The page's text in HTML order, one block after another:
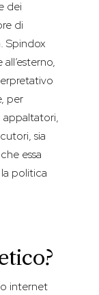
dei
di
Spindox
per
sia
essa
politica
internet